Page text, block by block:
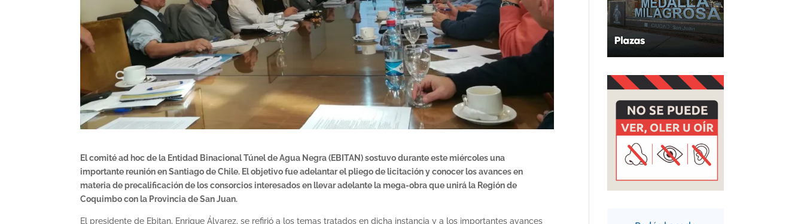
El comité ad hoc de la Entidad Binacional Túnel de Agua Negra (EBITAN) sostuvo durante este miércoles una
importante reunión en Santiago de Chile. El objetivo fue adelantar el pliego de licitación y conocer los avances en
materia de precalificación de los consorcios interesados en llevar adelante la mega-obra que unirá la Región de
Coquimbo con la Provincia de San Juan.
El presidente de Ebitan, Enrique Álvarez, se refirió a los temas tratados en dicha instancia y a los importantes avances